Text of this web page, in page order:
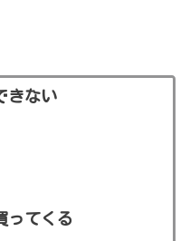
きない
ってくる